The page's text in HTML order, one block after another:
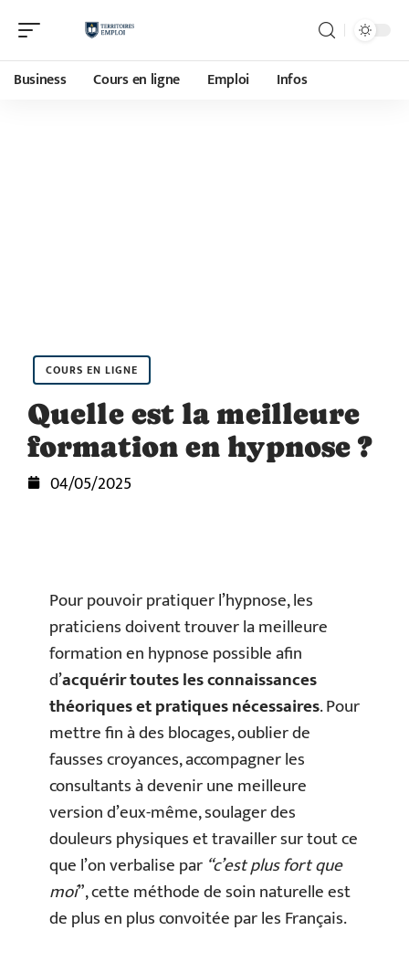
Business Cours en ligne Emploi Infos
COURS EN LIGNE
Quelle est la meilleure
formation en hypnose ?
04/05/2025
Pour pouvoir pratiquer l’hypnose, les
praticiens doivent trouver la meilleure
formation en hypnose possible afin
d’acquérir toutes les connaissances
théoriques et pratiques nécessaires. Pour
mettre fin à des blocages, oublier de
fausses croyances, accompagner les
consultants à devenir une meilleure
version d’eux-même, soulager des
douleurs physiques et travailler sur tout ce
que l’on verbalise par “c’est plus fort que
moi”, cette méthode de soin naturelle est
de plus en plus convoitée par les Français.